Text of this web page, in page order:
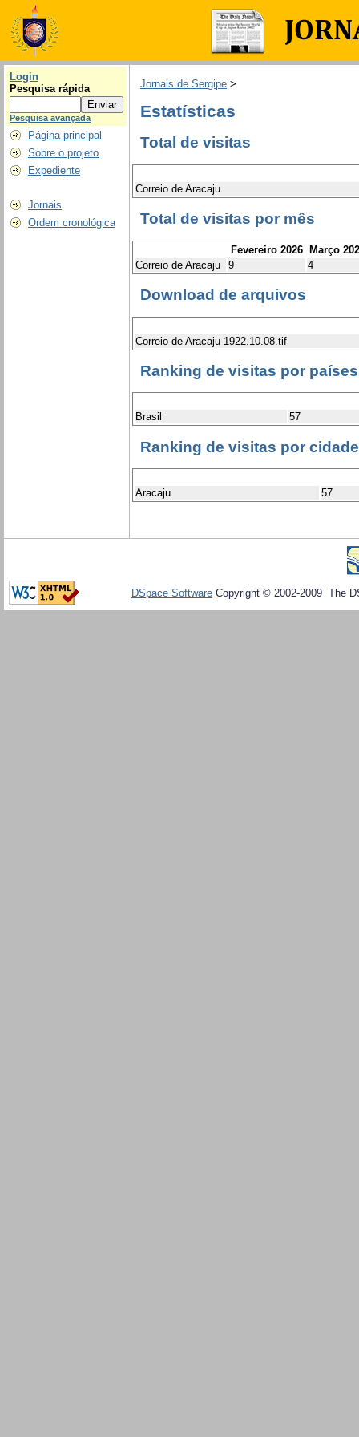
Login
Pesquisa rápida
Pesquisa avançada
Página principal
Sobre o projeto
Expediente
Jornais
Ordem cronológica
Jornais de Sergipe >
Estatísticas
Total de visitas
Correio de Aracaju
Total de visitas por mês
Fevereiro 2026 Março
Correio de Aracaju
9 4
Download de arquivos
Correio de Aracaju 1922.10.08.tif
Ranking de visitas por países
Brasil 57
Ranking de visitas por
Aracaju 57
DSpace Software Copyright © 2002-2009 The